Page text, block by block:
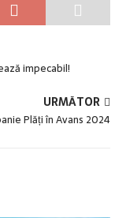
impecabil!
URMĂTOR
Plăți în Avans 2024